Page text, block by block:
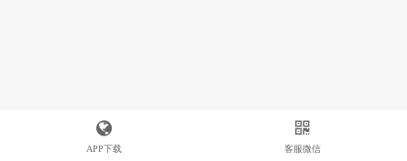
APP下载 客服微信